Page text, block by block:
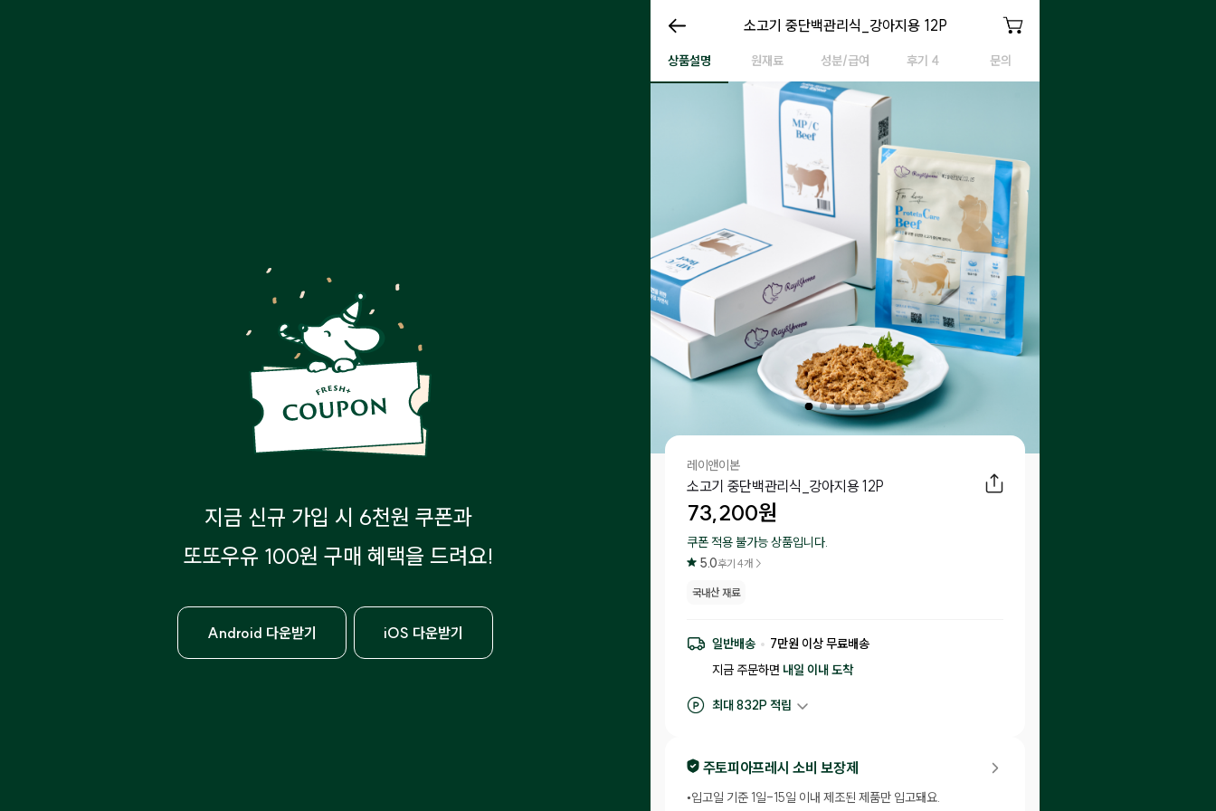
지금 신규 가입 시 6천원 쿠폰과
또또우유 100원 구매 혜택을 드려요!
Android 다운받기 iOS 다운받기
강아지용 소고기 중단백관리식
소고기 중단백관리식_강아지용 12P
상품설명 원재료 성분/급여 후기 4 문의
강아지용 소고기 중단백관리식
레이앤이본
소고기 중단백관리식_강아지용 12P
73,200원
쿠폰 적용 불가능 상품입니다.
5.0후기 4개 >
국내산 재료
일반배송 7만원 이상 무료배송
지금 주문하면 내일 이내 도착
최대832P 적립
주토피아프레시 소비 보장제
•입고일 기준 1일-15일 이내 제조된 제품만 입고돼요.